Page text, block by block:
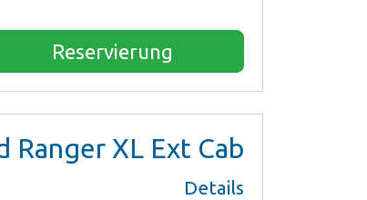
Reservierung
Ranger XL Ext Cab
Details